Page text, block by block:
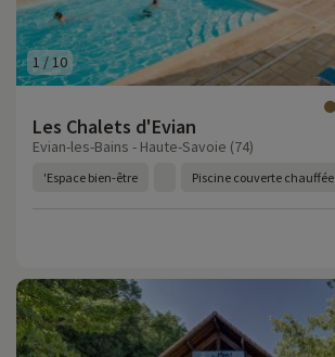
1 /10
Les Chalets d'Evian
Evian-les-Bains - Haute-Savoie (74)
'Espace bien-être Piscine couverte chauffée